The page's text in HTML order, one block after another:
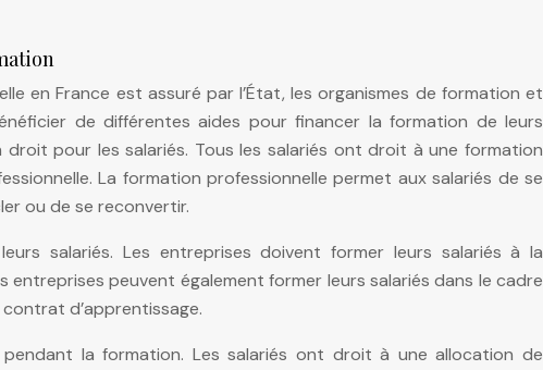
en France est assuré par l’État, les organismes de formation et
de différentes aides pour financer la formation de leurs
pour les salariés. Tous les salariés ont droit à une formation
La formation professionnelle permet aux salariés de se
ou de se reconvertir.
salariés. Les entreprises doivent former leurs salariés à la
entreprises peuvent également former leurs salariés dans le cadre
d’apprentissage.
la formation. Les salariés ont droit à une allocation de